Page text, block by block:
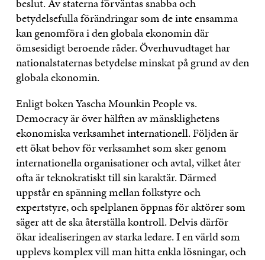
beslut. Av staterna förväntas snabba och
betydelsefulla förändringar som de inte ensamma
kan genomföra i den globala ekonomin där
ömsesidigt beroende råder. Överhuvudtaget har
nationalstaternas betydelse minskat på grund av den
globala ekonomin.
Enligt boken Yascha Mounkin People vs.
Democracy är över hälften av mänsklighetens
ekonomiska verksamhet internationell. Följden är
ett ökat behov för verksamhet som sker genom
internationella organisationer och avtal, vilket åter
ofta är teknokratiskt till sin karaktär. Därmed
uppstår en spänning mellan folkstyre och
expertstyre, och spelplanen öppnas för aktörer som
säger att de ska återställa kontroll. Delvis därför
ökar idealiseringen av starka ledare. I en värld som
upplevs komplex vill man hitta enkla lösningar, och